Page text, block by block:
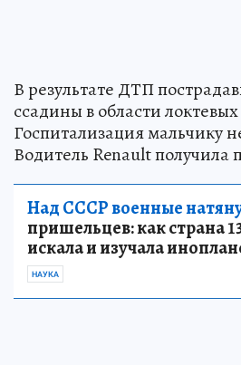
В результате ДТП
ссадины в области локтевых
Госпитализация мальчику
Водитель Renault получила
Над СССР военные
пришельцев: как страна
искала и изучала
НАУКА